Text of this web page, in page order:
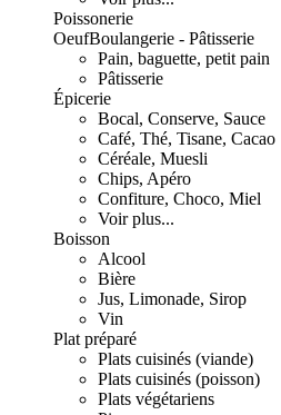
Poissonerie
OeufBoulangerie - Pâtisserie
Pain, baguette, petit pain
Pâtisserie
Épicerie
Bocal, Conserve, Sauce
Café, Thé, Tisane, Cacao
Céréale, Muesli
Chips, Apéro
Confiture, Choco, Miel
Voir plus...
Boisson
Alcool
Bière
Jus, Limonade, Sirop
Vin
Plat préparé
Plats cuisinés (viande)
Plats cuisinés (poisson)
Plats végétariens